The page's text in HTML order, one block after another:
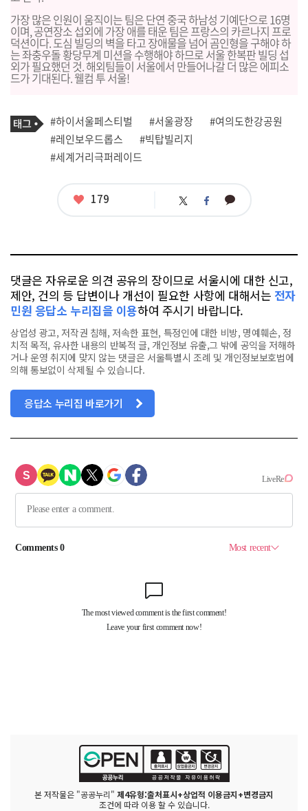
가장 많은 인원이 움직이는 팀은 단연 중국 하남성 기예단으로 16명
이며, 공연장소 섭외에 가장 애를 태운 팀은 프랑스의 카르나지 프로
덕션이다. 도심 빌딩의 벽을 타고 장애물을 넘어 곰인형을 구해야 하
는 좌충우돌 황당무계 미션을 수행해야 하므로 서울 한복판 빌딩 섭
외가 필요했던 것. 해외팀들이 서울에서 만들어나갈 더 많은 에피소
드가 기대된다. 웰컴 투 서울!
기
사
관
련
태
태
그
#하이서울페스티벌 #서울광장
#여의도한강공원
#레인보우드롭스
#빅탑빌리지
#세계거리극퍼레이드
좋
179 트 페 카
댓글은 자유로운 의견 공유의 장이므로 서울시에 대한 신고,
제안, 건의 등 답변이나 개선이 필요한 사항에 대해서는 전자
민원 응답소 누리집을 이용하여 주시기 바랍니다.
상업성 광고, 저작권 침해, 저속한 표현, 특정인에 대한 비방, 명예훼손, 정
치적 목적, 유사한 내용의 반복적 글, 개인정보 유출,그 밖에 공익을 저해하
거나 운영 취지에 맞지 않는 댓글은 서울특별시 조례 및 개인정보보호법에
의해 통보없이 삭제될 수 있습니다.
응답소 누리집 바로가기
본 저작물은 "공공누리" 제4유형:출처표시+상업적 이용금지+변경금지
조건에 따라 이용 할 수 있습니다.